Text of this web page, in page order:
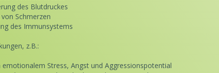
des Blutdruckes
Schmerzen
des Immunsystems
z.B.:
emotionalem Stress, Angst und Aggressionspotential